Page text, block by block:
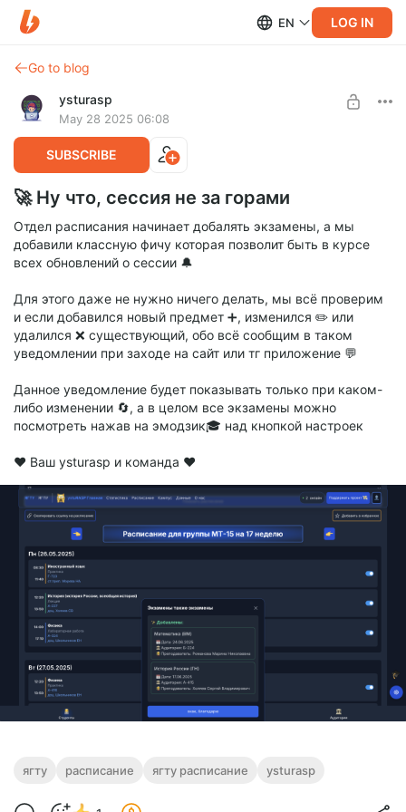
EN LOG IN
Go to blog
ysturasp
May 28 2025 06:08
SUBSCRIBE
🚀 Ну что, сессия не за горами
Отдел расписания начинает добалять экзамены, а мы
добавили классную фичу которая позволит быть в курсе
всех обновлений о сессии 🔔
Для этого даже не нужно ничего делать, мы всё проверим
и если добавился новый предмет ➕, изменился ✏️ или
удалился ❌ существующий, обо всё сообщим в таком
уведомлении при заходе на сайт или тг приложение 💬
Данное уведомление будет показывать только при каком-
либо изменении 🔄, а в целом все экзамены можно
посмотреть нажав на эмодзик🎓 над кнопкой настроек
❤️ Ваш ysturasp и команда ❤️
ягту расписание ягту расписание ysturasp